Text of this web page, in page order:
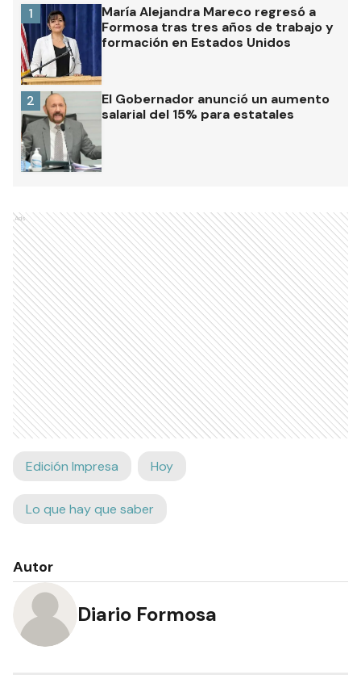
María Alejandra Mareco regresó a
Formosa tras tres años de trabajo y
formación en Estados Unidos
1
El Gobernador anunció un aumento
salarial del 15% para estatales
2
Ads
Edición Impresa Hoy
Lo que hay que saber
Autor
Diario Formosa